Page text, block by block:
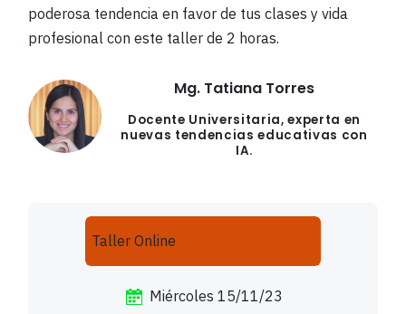
poderosa tendencia en favor de tus clases y vida
profesional con este taller de 2 horas.
Mg. Tatiana Torres
Docente Universitaria, experta en
nuevas tendencias educativas con
IA.
Taller Online
Miércoles 15/11/23